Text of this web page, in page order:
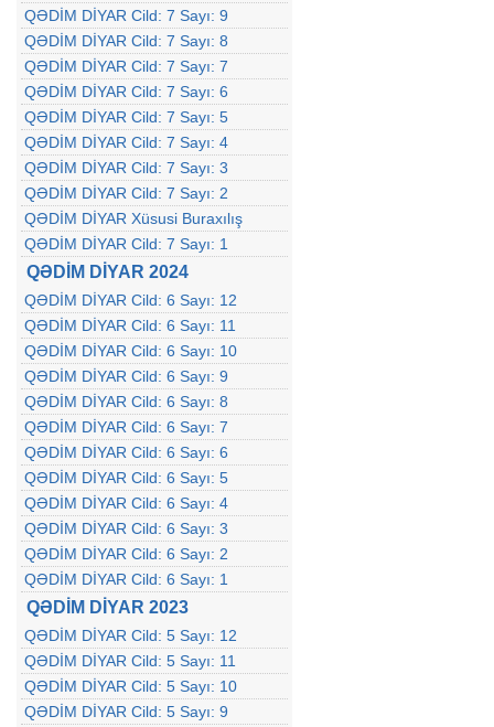
QƏDİM DİYAR Cild: 7 Sayı: 9
QƏDİM DİYAR Cild: 7 Sayı: 8
QƏDİM DİYAR Cild: 7 Sayı: 7
QƏDİM DİYAR Cild: 7 Sayı: 6
QƏDİM DİYAR Cild: 7 Sayı: 5
QƏDİM DİYAR Cild: 7 Sayı: 4
QƏDİM DİYAR Cild: 7 Sayı: 3
QƏDİM DİYAR Cild: 7 Sayı: 2
QƏDİM DİYAR Xüsusi Buraxılış
QƏDİM DİYAR Cild: 7 Sayı: 1
QƏDİM DİYAR 2024
QƏDİM DİYAR Cild: 6 Sayı: 12
QƏDİM DİYAR Cild: 6 Sayı: 11
QƏDİM DİYAR Cild: 6 Sayı: 10
QƏDİM DİYAR Cild: 6 Sayı: 9
QƏDİM DİYAR Cild: 6 Sayı: 8
QƏDİM DİYAR Cild: 6 Sayı: 7
QƏDİM DİYAR Cild: 6 Sayı: 6
QƏDİM DİYAR Cild: 6 Sayı: 5
QƏDİM DİYAR Cild: 6 Sayı: 4
QƏDİM DİYAR Cild: 6 Sayı: 3
QƏDİM DİYAR Cild: 6 Sayı: 2
QƏDİM DİYAR Cild: 6 Sayı: 1
QƏDİM DİYAR 2023
QƏDİM DİYAR Cild: 5 Sayı: 12
QƏDİM DİYAR Cild: 5 Sayı: 11
QƏDİM DİYAR Cild: 5 Sayı: 10
QƏDİM DİYAR Cild: 5 Sayı: 9